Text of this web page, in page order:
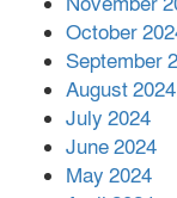
October
September
August 2024
July 2024
June 2024
May 2024